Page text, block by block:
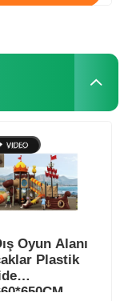
Oyun Alanı
Plastik